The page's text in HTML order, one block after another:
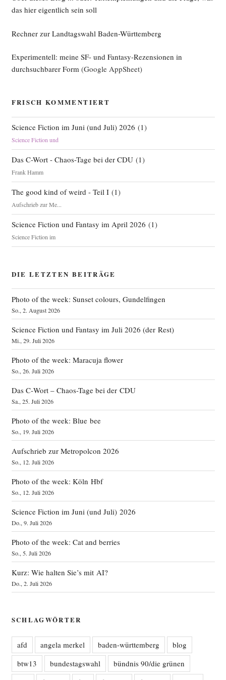
li­
rung
men“
das hier eigentlich sein soll
Rechner zur Landtagswahl Baden-Württemberg
Experimentell: meine SF- und Fantasy-Rezensionen in
durchsuchbarer Form(Google AppSheet)
FRISCH KOMMENTIERT
Science Fiction im Juni (und Juli) 2026 (1)
Science Fiction und
Das C-Wort - Chaos-Tage bei der CDU(1)
Frank Hamm
The good kind of weird - Teil I(1)
Aufschrieb zur Me...
Science Fiction und Fantasy im April 2026 (1)
Science Fiction im
DIE LETZTEN BEITRÄGE
Photo of the week: Sunset colours, Gundelfingen
So., 2. August 2026
Science Fiction und Fantasy im Juli 2026 (der Rest)
Mi., 29. Juli 2026
Photo of the week: Maracuja flower
So., 26. Juli 2026
Das C‑Wort – Chaos-Tage bei der CDU
Sa., 25. Juli 2026
Photo of the week: Blue bee
So., 19. Juli 2026
Aufschrieb zur Metropolcon 2026
So., 12. Juli 2026
Photo of the week: Köln Hbf
So., 12. Juli 2026
Science Fiction im Juni (und Juli) 2026
Do., 9. Juli 2026
Photo of the week: Cat and berries
So., 5. Juli 2026
Kurz: Wie halten Sie’s mit AI?
Do., 2. Juli 2026
SCHLAGWÖRTER
afd angela merkel baden-württemberg
blog
btw13
bundestagswahl
bündnis 90/die grünen